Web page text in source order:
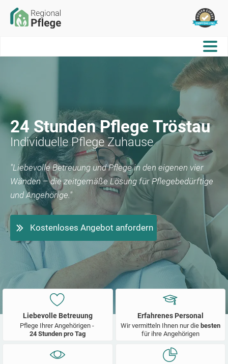
24 Stunden Pflege Tröstau
Individuelle Pflege Zuhause
"Liebevolle Betreuung und Pflege in den eigenen vier
Wänden – die zeitgemäße Lösung für Pflegebedürftige
und Angehörige."
Kostenloses Angebot anfordern
Liebevolle Betreuung
Pflege Ihrer Angehörigen -
24 Stunden pro Tag
Erfahrenes Personal
Wir vermitteln Ihnen nur die besten
für ihre Angehörigen